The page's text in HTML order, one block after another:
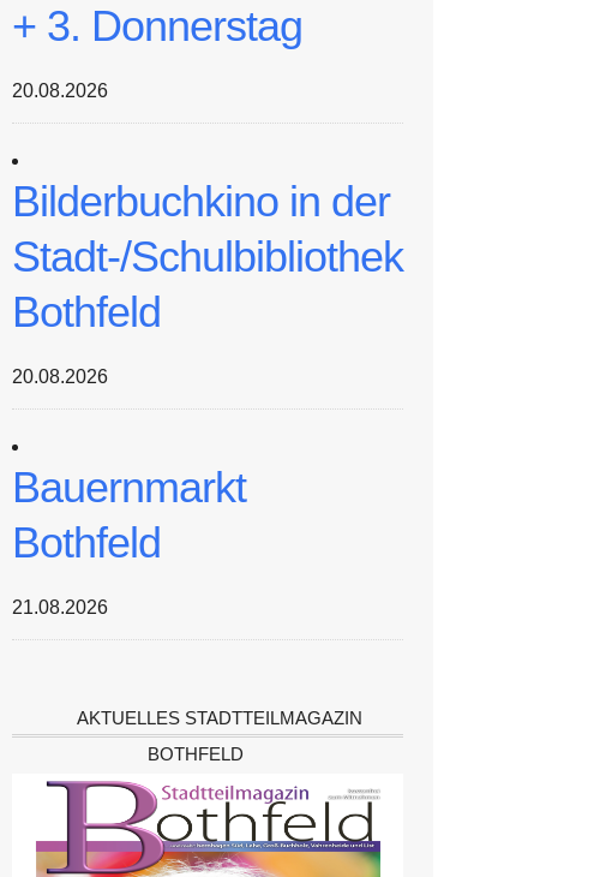
+ 3. Donnerstag
20.08.2026
Bilderbuchkino in der
Stadt-/Schulbibliothek
Bothfeld
20.08.2026
Bauernmarkt
Bothfeld
21.08.2026
AKTUELLES STADTTEILMAGAZIN
BOTHFELD